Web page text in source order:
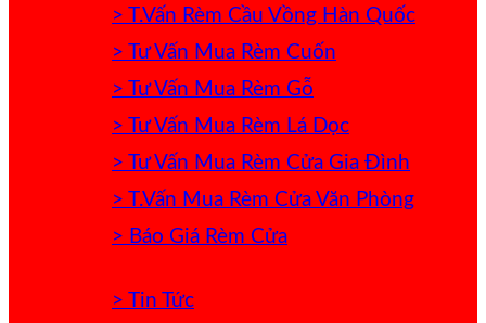
> T.Vấn Rèm Cầu Vồng Hàn Quốc
> Tư Vấn Mua Rèm Cuốn
> Tư Vấn Mua Rèm Gỗ
> Tư Vấn Mua Rèm Lá Dọc
> Tư Vấn Mua Rèm Cửa Gia Đình
> T.Vấn Mua Rèm Cửa Văn Phòng
> Báo Giá Rèm Cửa
> Tin Tức